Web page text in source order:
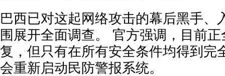
巴西已对这起网络攻击的幕后黑手、
围展开全面调查。 官方强调，目前
复，但只有在所有安全条件均得到完
会重新启动民防警报系统。